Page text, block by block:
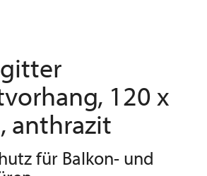
120 x
anthrazit
für Balkon- und